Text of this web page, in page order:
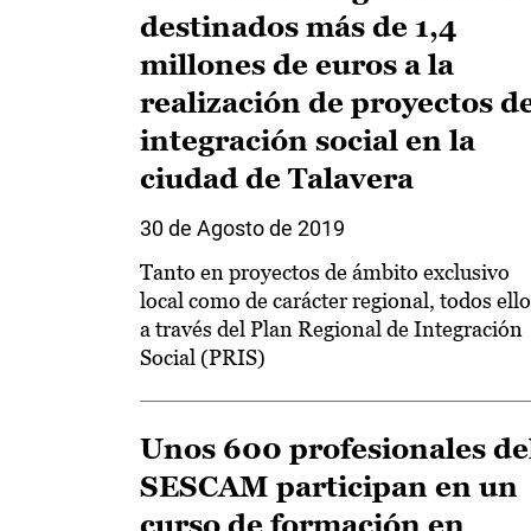
destinados más de 1,4
millones de euros a la
realización de proyectos
integración social en la
ciudad de Talavera
30 de Agosto de 2019
Tanto en proyectos de ámbito exclusivo
local como de carácter regional, todos
a través del Plan Regional de Integración
Social (PRIS)
Unos 600 profesionales
SESCAM participan en un
curso de formación en